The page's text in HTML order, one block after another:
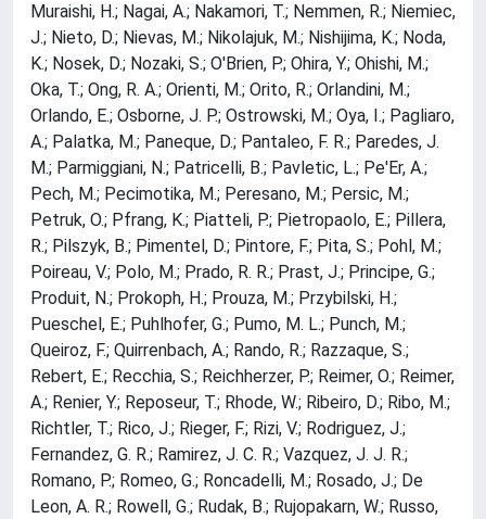
Muraishi, H.; Nagai, A.; Nakamori, T.; Nemmen, R.; Niemiec,
J.; Nieto, D.; Nievas, M.; Nikolajuk, M.; Nishijima, K.; Noda,
K.; Nosek, D.; Nozaki, S.; O'Brien, P.; Ohira, Y.; Ohishi, M.;
Oka, T.; Ong, R. A.; Orienti, M.; Orito, R.; Orlandini, M.;
Orlando, E.; Osborne, J. P.; Ostrowski, M.; Oya, I.; Pagliaro,
A.; Palatka, M.; Paneque, D.; Pantaleo, F. R.; Paredes, J.
M.; Parmiggiani, N.; Patricelli, B.; Pavletic, L.; Pe'Er, A.;
Pech, M.; Pecimotika, M.; Peresano, M.; Persic, M.;
Petruk, O.; Pfrang, K.; Piatteli, P.; Pietropaolo, E.; Pillera,
R.; Pilszyk, B.; Pimentel, D.; Pintore, F.; Pita, S.; Pohl, M.;
Poireau, V.; Polo, M.; Prado, R. R.; Prast, J.; Principe, G.;
Produit, N.; Prokoph, H.; Prouza, M.; Przybilski, H.;
Pueschel, E.; Puhlhofer, G.; Pumo, M. L.; Punch, M.;
Queiroz, F.; Quirrenbach, A.; Rando, R.; Razzaque, S.;
Rebert, E.; Recchia, S.; Reichherzer, P.; Reimer, O.; Reimer,
A.; Renier, Y.; Reposeur, T.; Rhode, W.; Ribeiro, D.; Ribo, M.;
Richtler, T.; Rico, J.; Rieger, F.; Rizi, V.; Rodriguez, J.;
Fernandez, G. R.; Ramirez, J. C. R.; Vazquez, J. J. R.;
Romano, P.; Romeo, G.; Roncadelli, M.; Rosado, J.; De
Leon, A. R.; Rowell, G.; Rudak, B.; Rujopakarn, W.; Russo,